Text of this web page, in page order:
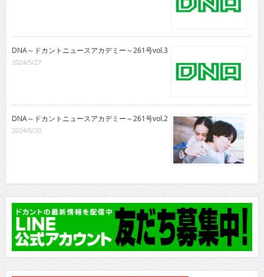
DNA～ドカントニュースアカデミー～261号vol.3
2024/5/27
DNA～ドカントニュースアカデミー～261号vol.2
2024/5/20